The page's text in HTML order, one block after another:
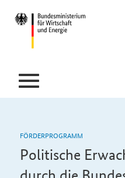
FÖRDERPROGRAMM
Politische